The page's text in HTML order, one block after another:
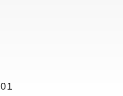
01